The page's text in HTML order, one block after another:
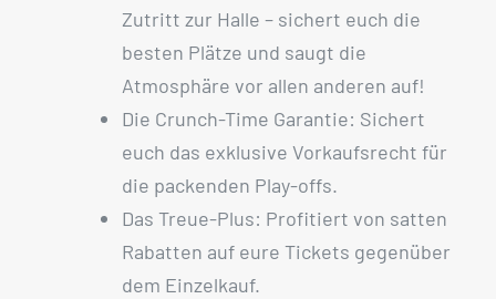
Zutritt zur Halle – sichert euch die
besten Plätze und saugt die
Atmosphäre vor allen anderen auf!
Die Crunch-Time Garantie: Sichert
euch das exklusive Vorkaufsrecht für
die packenden Play-offs.
Das Treue-Plus: Profitiert von satten
Rabatten auf eure Tickets gegenüber
dem Einzelkauf.